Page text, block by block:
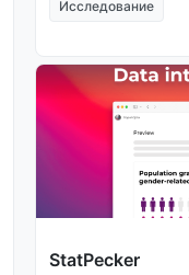
Исследование
StatPecker